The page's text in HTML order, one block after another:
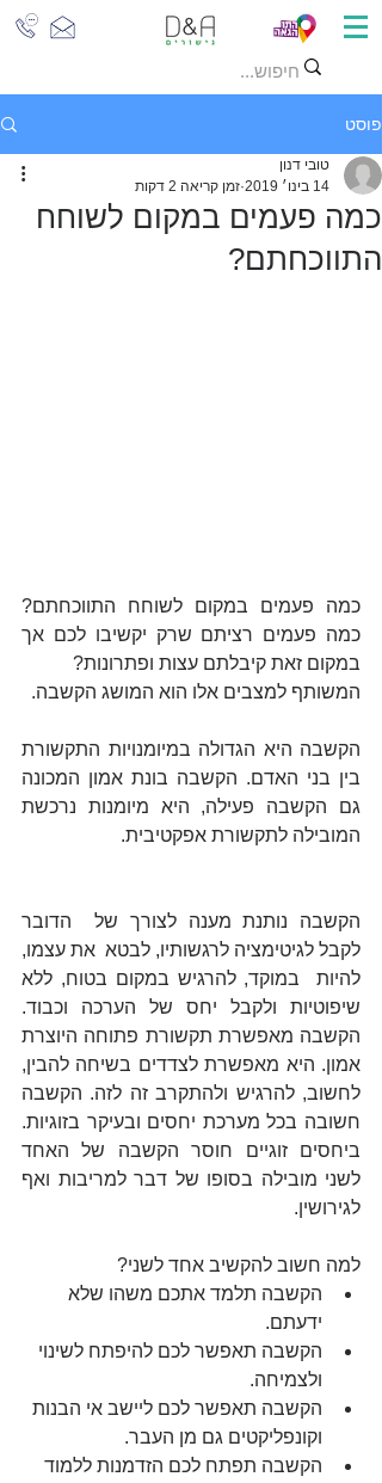
פוסט
כמה פעמים במקום לשוחח
התווכחתם?
טובי דנון
14 בינו׳ 2019
זמן קריאה 2 דקות
במקום זאת קיבלתם עצות ופתרונות?
המשותף למצבים אלו הוא המושג הקשבה.
המובילה לתקשורת אפקטיבית.
לגירושין.
למה חשוב להקשיב אחד לשני?
הקשבה תלמד אתכם משהו שלא
ידעתם.
הקשבה תאפשר לכם להיפתח לשינוי
ולצמיחה.
הקשבה תאפשר לכם ליישב אי הבנות
וקונפליקטים גם מן העבר.
הקשבה תפתח לכם הזדמנות ללמוד